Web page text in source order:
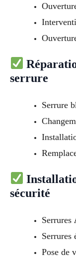
serrure
Serrure
sécurité
Serrures
Serrures
Pose de